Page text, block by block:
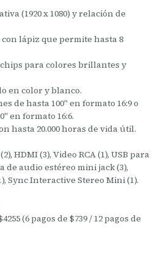
(1920 x 1080) y relación de
lápiz que permite hasta 8
chips para colores brillantes y
en color y blanco.
de hasta 100" en formato 16:9 o
en formato 16:6.
hasta 20.000 horas de vida útil.
HDMI (3), Video RCA (1), USB para
de audio estéreo mini jack (3),
Sync Interactive Stereo Mini (1).
(6 pagos de $739 / 12 pagos de